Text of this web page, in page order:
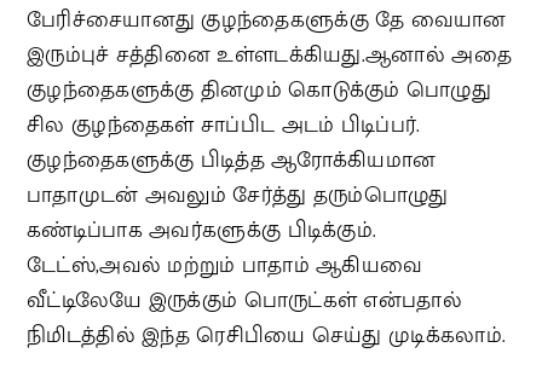
பேரிச்சையானது குழந்தைகளுக்கு தே வையான
இரும்புச் சத்தினை உள்ளடக்கியது.ஆனால் அதை
குழந்தைகளுக்கு தினமும் கொடுக்கும் பொழுது
சில குழந்தைகள் சாப்பிட அடம் பிடிப்பர்.
குழந்தைகளுக்கு பிடித்த ஆரோக்கியமான
பாதாமுடன் அவலும் சேர்த்து தரும்பொழுது
கண்டிப்பாக அவர்களுக்கு பிடிக்கும்.
டேட்ஸ்,அவல் மற்றும் பாதாம் ஆகியவை
வீட்டிலேயே இருக்கும் பொருட்கள் என்பதால்
நிமிடத்தில் இந்த ரெசிபியை செய்து முடிக்கலாம்.